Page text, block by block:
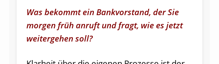
Was bekommt ein Bankvorstand, der Sie
morgen früh anruft und fragt, wie es jetzt
weitergehen soll?